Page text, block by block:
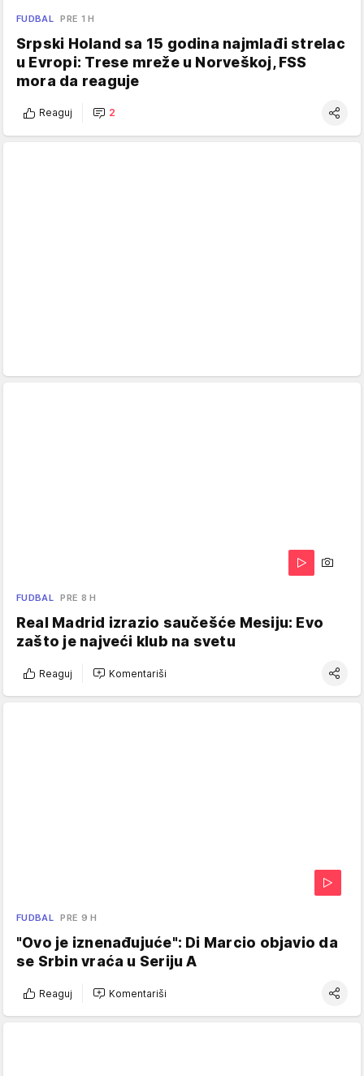
FUDBAL PRE 1 H
Srpski Holand sa 15 godina najmlađi strelac
u Evropi: Trese mreže u Norveškoj, FSS
mora da reaguje
Reaguj 2
FUDBAL PRE 8 H
Real Madrid izrazio saučešće Mesiju: Evo
zašto je najveći klub na svetu
Reaguj Komentariši
FUDBAL PRE 9 H
"Ovo je iznenađujuće": Di Marcio objavio da
se Srbin vraća u Seriju A
Reaguj Komentariši